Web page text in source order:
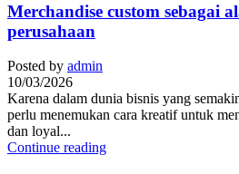
Merchandise custom sebagai
perusahaan
Posted by admin
10/03/2026
Karena dalam dunia bisnis yang
perlu menemukan cara kreatif untuk
dan loyal...
Continue reading